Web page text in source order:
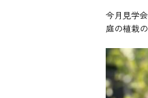
今月見学
庭の植栽